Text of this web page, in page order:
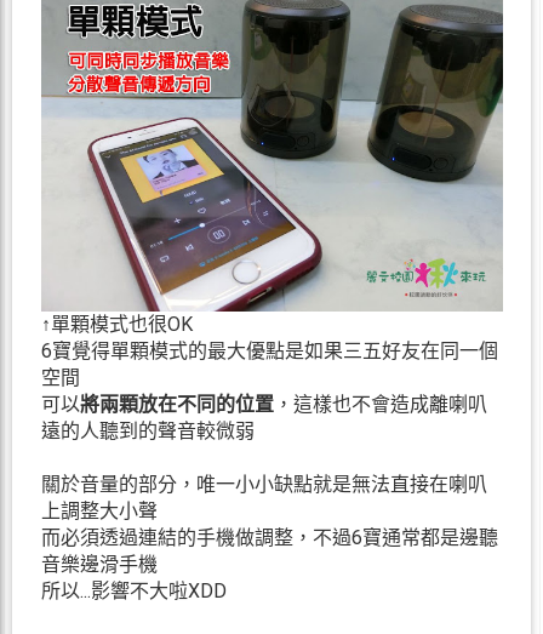
↑單顆模式也很OK
6寶覺得單顆模式的最大優點是如果三五好友在同一個
空間
可以將兩顆放在不同的位置，這樣也不會造成離喇叭
遠的人聽到的聲音較微弱
關於音量的部分，唯一小小缺點就是無法直接在喇叭
上調整大小聲
而必須透過連結的手機做調整，不過6寶通常都是邊聽
音樂邊滑手機
所以...影響不大啦XDD